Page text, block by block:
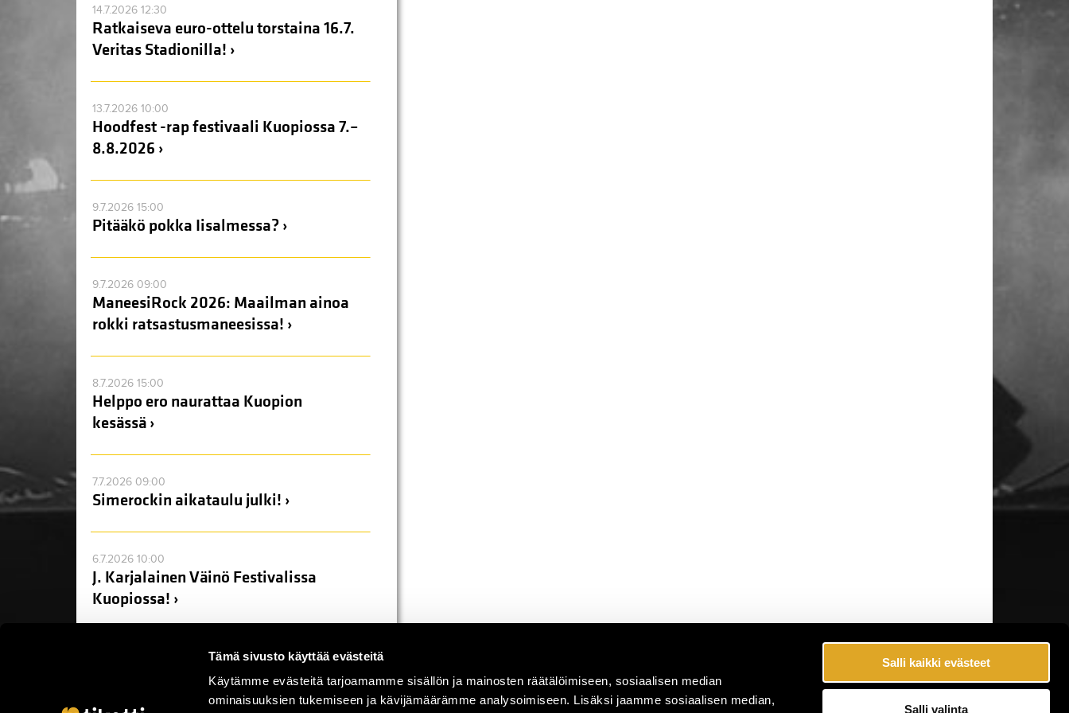
Tämä sivusto käyttää evästeitä
Käytämme evästeitä tarjoamamme sisällön ja mainosten räätälöimiseen, sosiaalisen median
ominaisuuksien tukemiseen ja kävijämäärämme analysoimiseen. Lisäksi jaamme sosiaalisen median,
Salli kaikki evästeet
Salli valinta
14.7.2026 12:30
Ratkaiseva euro-ottelu torstaina 16.7.
Veritas Stadionilla! ›
13.7.2026 10:00
Hoodfest -rap festivaali Kuopiossa 7.–
8.8.2026 ›
9.7.2026 15:00
Pitääkö pokka Iisalmessa? ›
9.7.2026 09:00
ManeesiRock 2026: Maailman ainoa
rokki ratsastusmaneesissa! ›
8.7.2026 15:00
Helppo ero naurattaa Kuopion
kesässä ›
7.7.2026 09:00
Simerockin aikataulu julki! ›
6.7.2026 10:00
J. Karjalainen Väinö Festivalissa
Kuopiossa! ›